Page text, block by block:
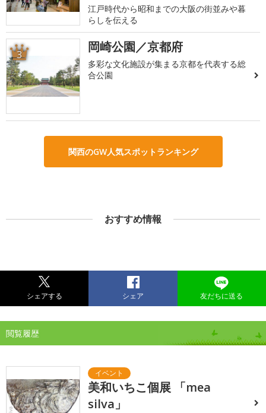
江戸時代から昭和までの大阪の街並みや暮
らしを伝える
3 岡崎公園／京都府
多彩な文化施設が集まる京都を代表する総
合公園
関西のGW人気スポットランキング
おすすめ情報
シェアする シェア 友だちに送る
閲覧履歴
美和いちこ個展 「mea
silva」